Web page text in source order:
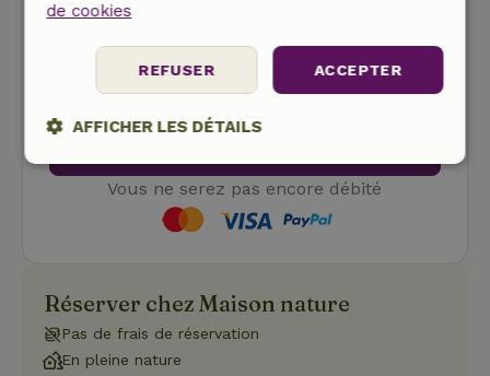
Vous ne serez pas encore débité
Réserver chez Maison nature
Pas de frais de réservation
En pleine nature
de cookies
ACCEPTER
REFUSER
AFFICHER LES DÉTAILS
Strictement
nécessaires
Performance Ciblage